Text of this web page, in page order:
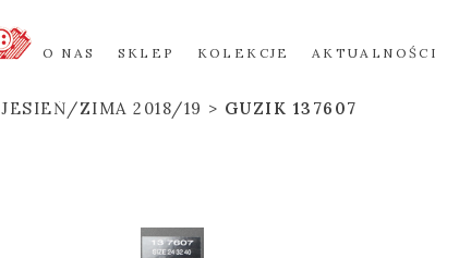
O NAS SKLEP KOLEKCJE AKTUALNOŚCI
JESIEŃ/ZIMA 2018/19 GUZIK 137607